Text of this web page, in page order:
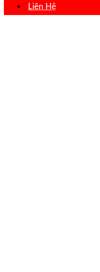
Liên Hệ